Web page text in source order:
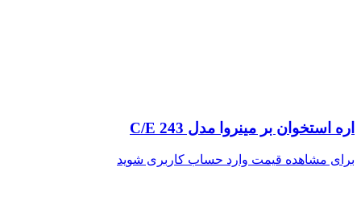
اره استخوان بر مینروا مدل C/E 243
برای مشاهده قیمت وارد حساب کاربری شوید